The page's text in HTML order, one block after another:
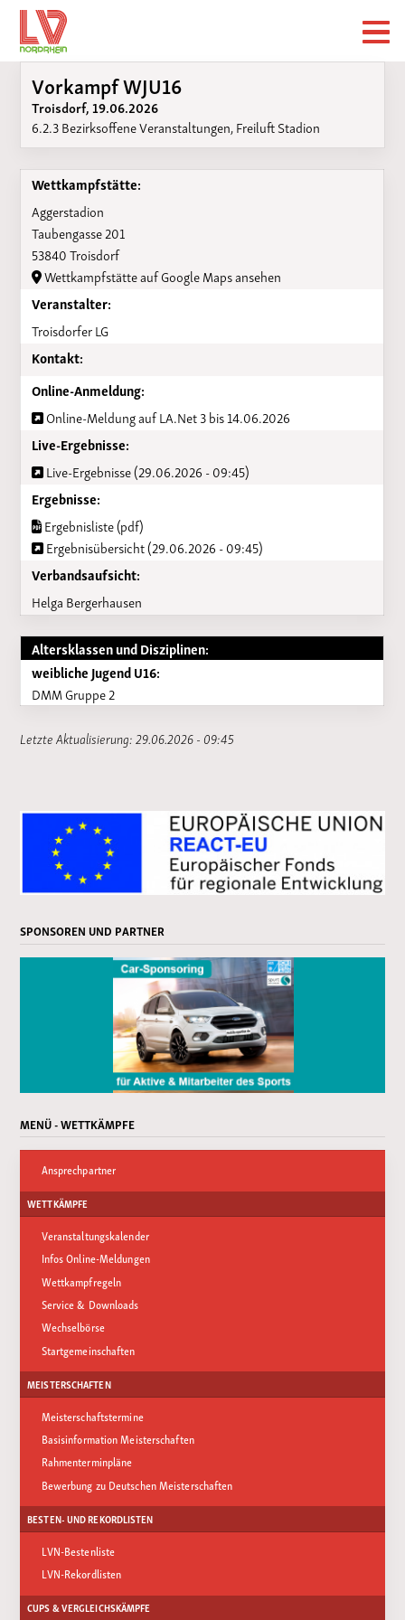
Vorkampf WJU16
Troisdorf, 19.06.2026
6.2.3 Bezirksoffene Veranstaltungen, Freiluft Stadion
Wettkampfstätte:
Aggerstadion
Taubengasse 201
53840 Troisdorf
Wettkampfstätte auf Google Maps ansehen
Veranstalter:
Troisdorfer LG
Kontakt:
Online-Anmeldung:
Online-Meldung auf LA.Net 3 bis 14.06.2026
Live-Ergebnisse:
Live-Ergebnisse (29.06.2026 - 09:45)
Ergebnisse:
Ergebnisliste (pdf)
Ergebnisübersicht (29.06.2026 - 09:45)
Verbandsaufsicht:
Helga Bergerhausen
Altersklassen und Disziplinen:
weibliche Jugend U16:
DMM Gruppe 2
Letzte Aktualisierung: 29.06.2026 - 09:45
SPONSOREN UND PARTNER
MENÜ - WETTKÄMPFE
Ansprechpartner
WETTKÄMPFE
Veranstaltungskalender
Infos Online-Meldungen
Wettkampfregeln
Service & Downloads
Wechselbörse
Startgemeinschaften
MEISTERSCHAFTEN
Meisterschaftstermine
Basisinformation Meisterschaften
Rahmenterminpläne
Bewerbung zu Deutschen Meisterschaften
BESTEN- UND REKORDLISTEN
LVN-Bestenliste
LVN-Rekordlisten
CUPS & VERGLEICHSKÄMPFE